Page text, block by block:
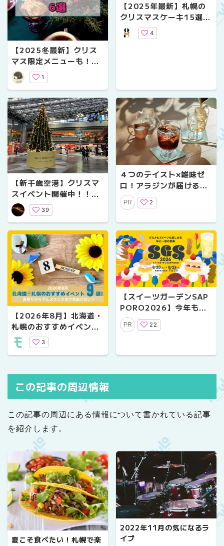
【2025冬最新】クリス
マス限定メニューも！札
幌市内・憧れホテルのア
フタヌーンティー6選
1
【2025年最新】札幌の
クリスマスケーキ15選！
予約必須の人気店まとめ
4
【新千歳空港】クリスマ
スイベント開催中！！&
冬季限定おすすめスイー
ツ『スノーサンド』発売
中！！
39
４つのテイスト×雑味ゼ
ロ！アラジンが届ける、
あなたのためのコーヒー
メーカー(スイーツガーデ
PR 2
【2026年8月】北海道・
札幌のおすすめイベント
9選｜夏祭りからグルメ
フェスまで見逃せない！
3
【スイーツガーデンSAP
PORO2026】今年もア
カプラで8/20～23の4
日間開催！
PR 22
この記事の周辺情報
この記事の周辺にある情報について書かれている記事
を紹介します。
夏こそ食べたい！札幌で楽
2022年11月の気になるラ
イブ